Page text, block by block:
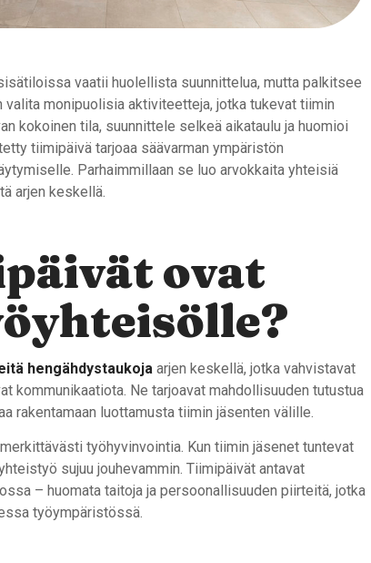
vaatii huolellista suunnittelua, mutta palkitsee
monipuolisia aktiviteetteja, jotka tukevat tiimin
kokoinen tila, suunnittele selkeä aikataulu ja huomioi
tiimipäivä tarjoaa säävarman ympäristön
Parhaimmillaan se luo arvokkaita yhteisiä
arjen keskellä.
ovat
hengähdystaukojaarjen keskellä, jotka vahvistavat
kommunikaatiota. Ne tarjoavat mahdollisuuden tutustua
rakentamaan luottamusta tiimin jäsenten välille.
työhyvinvointia. Kun tiimin jäsenet tuntevat
sujuu jouhevammin. Tiimipäivät antavat
– huomata taitoja ja persoonallisuuden piirteitä, jotka
työympäristössä.